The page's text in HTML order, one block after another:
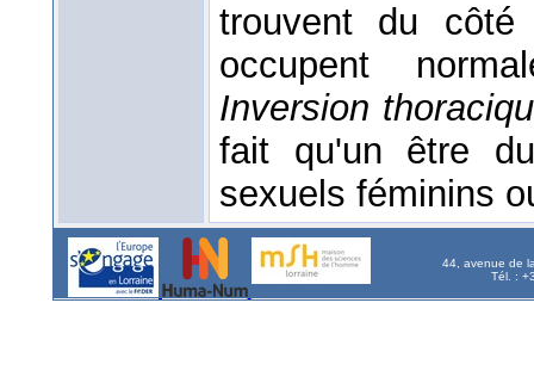
trouvent du
occupent
Inversion
fait qu'un être
sexuels féminins
44, avenue de
Tél. :